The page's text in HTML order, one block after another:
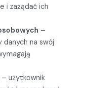
i zażądać ich
–
danych na swój
– użytkownik